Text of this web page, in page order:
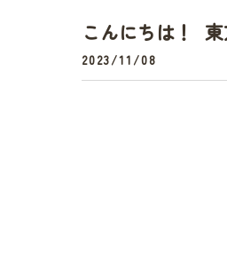
こんにちは！
2023/11/08